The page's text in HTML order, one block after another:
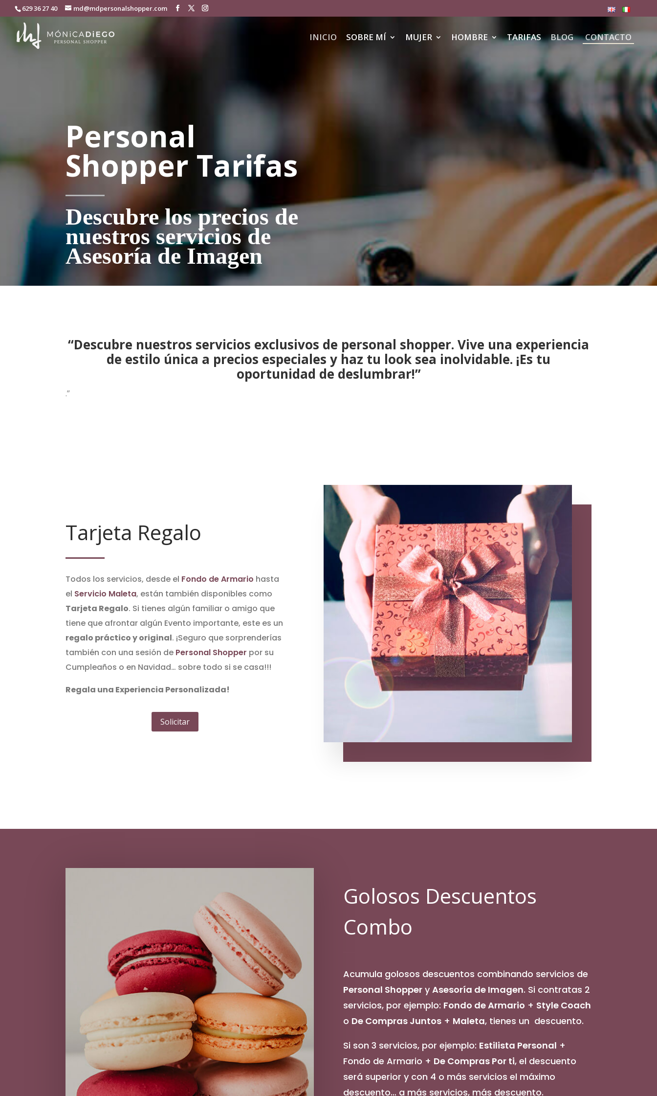
629 36 27 40 md@mdpersonalshopper.com
INICIO SOBRE MÍ MUJER HOMBRE TARIFAS BLOG CONTACTO
Personal
Shopper Tarifas
Descubre los precios de
nuestros servicios de
Asesoría de Imagen
“Descubre nuestros servicios exclusivos de personal shopper. Vive una experiencia
de estilo única a precios especiales y haz tu look sea inolvidable. ¡Es tu
oportunidad de deslumbrar!”
.”
Tarjeta Regalo
Todos los servicios, desde el Fondo de Armario hasta
el Servicio Maleta, están también disponibles como
Tarjeta Regalo. Si tienes algún familiar o amigo que
tiene que afrontar algún Evento importante, este es un
regalo práctico y original. ¡Seguro que sorprenderías
también con una sesión de Personal Shopper por su
Cumpleaños o en Navidad… sobre todo si se casa!!!
Regala una Experiencia Personalizada!
Solicitar
Golosos Descuentos
Combo
Acumula golosos descuentos combinando servicios de
Personal Shoppery Asesoría de Imagen. Si contratas 2
servicios, por ejemplo: Fondo de Armario + Style Coach
o De Compras Juntos+ Maleta, tienes un descuento.
Si son 3 servicios, por ejemplo: Estilista Personal +
Fondo de Armario + De Compras Por ti, el descuento
será superior y con 4 o más servicios el máximo
descuento… a más servicios, más descuento.